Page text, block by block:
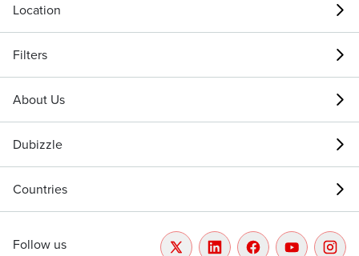
Location
Filters
About Us
Dubizzle
Countries
Follow us